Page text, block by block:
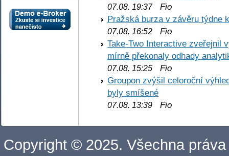
07.08. 19:37Fio
Pražská burza v závěru týdne
07.08. 16:52 Fio
Take-Two Interactive zveřejnil
mírně překonaly odhady
07.08. 15:25 Fio
Groupon zvýšil celoroční
byly smíšené
07.08. 13:39 Fio
Copyright © 2025. Všechna práva